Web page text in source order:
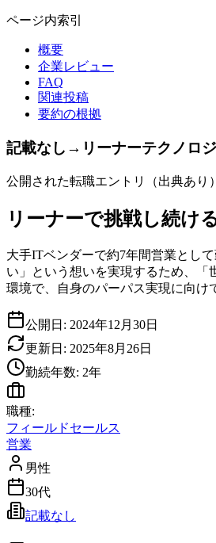
ページ内索引
概要
企業レビュー
FAQ
関連投稿
要約の根拠
記載なし→リーナーテクノロ
公開された転職エントリ（出典あり
リーナーで挑戦し続け
大手ITベンダーで約7年間営業とし
い」という想いを実現するため、
環境で、自身のパーパス実現に向け
公開日: 2024年12月30日
更新日: 2025年8月26日
勤続年数: 2年
職種:
フィールドセールス
営業
男性
30代
記載なし